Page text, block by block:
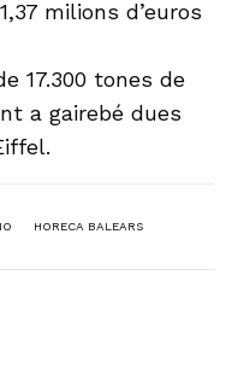
milions d’euros
17.300 tones de
a gairebé dues
HORECA BALEARS